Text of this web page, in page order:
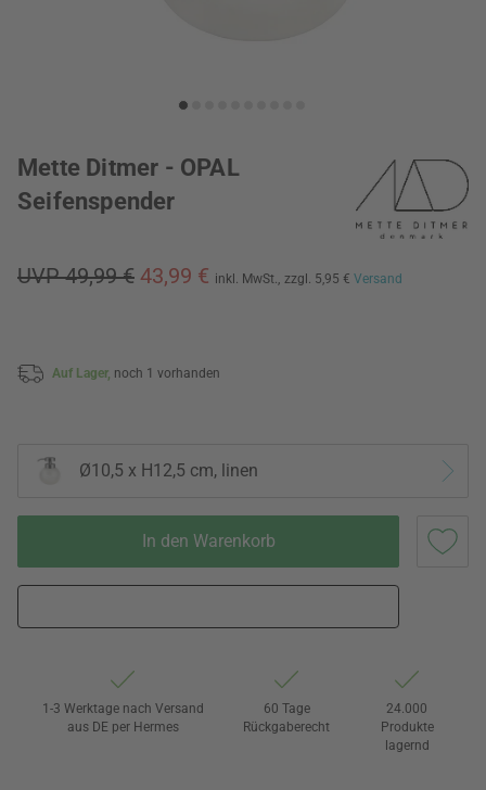
Mette Ditmer - OPAL
Seifenspender
UVP 49,99 € 43,99 € inkl. MwSt., zzgl. 5,95 € Versand
Auf Lager, noch 1 vorhanden
Ø10,5 x H12,5 cm, linen
In den Warenkorb
1-3 Werktage nach Versand
aus DE per Hermes
60 Tage
Rückgaberecht
24.000
Produkte
lagernd